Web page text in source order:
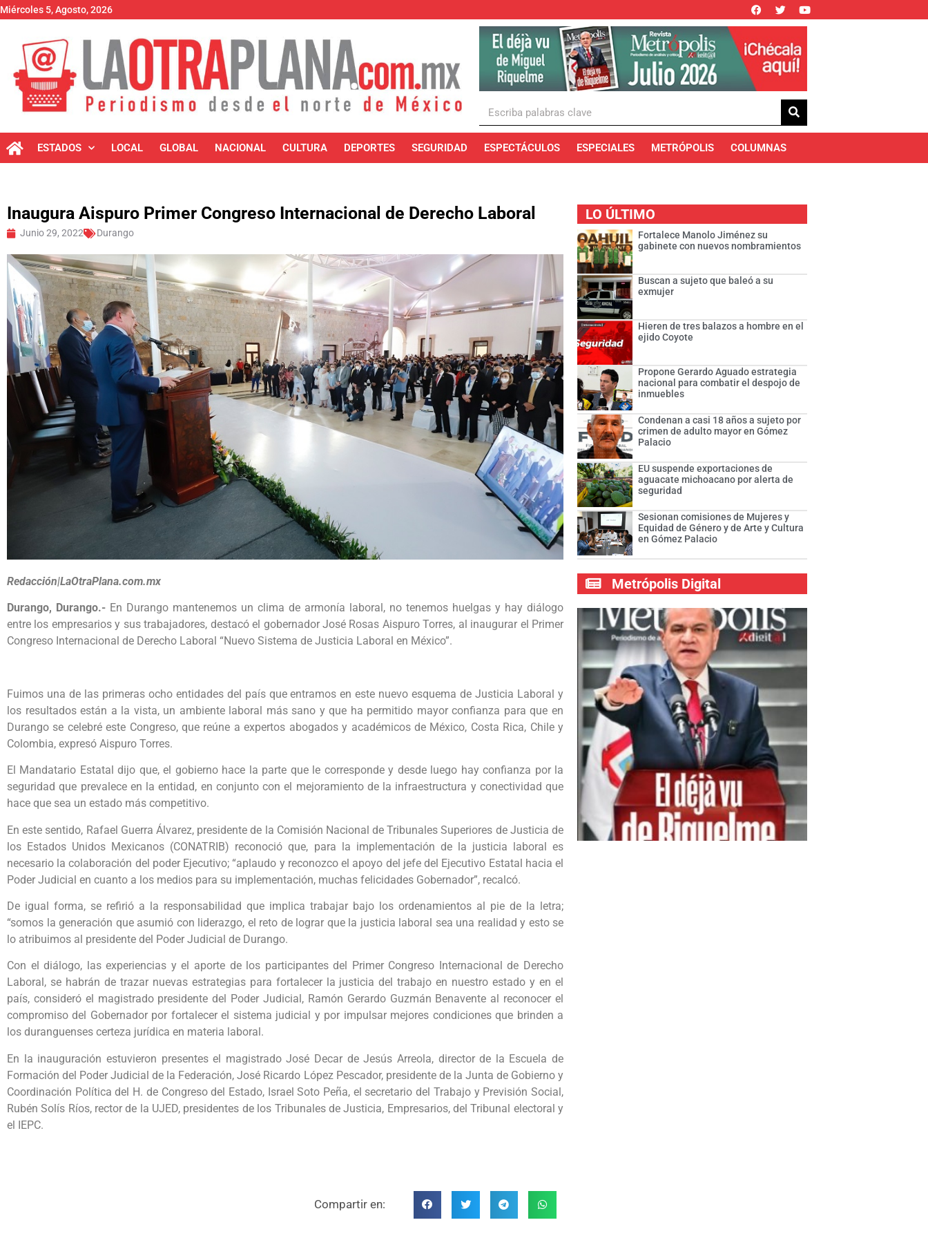
Miércoles 5, Agosto, 2026
ESTADOS LOCAL GLOBAL NACIONAL CULTURA DEPORTES SEGURIDAD ESPECTÁCULOS ESPECIALES METRÓPOLIS COLUMNAS
Inaugura Aispuro Primer Congreso Internacional de Derecho Laboral
Junio 29, 2022 Durango
Redacción|LaOtraPlana.com.mx
Durango, Durango.- En Durango mantenemos un clima de armonía laboral, no tenemos huelgas y hay diálogo
entre los empresarios y sus trabajadores, destacó el gobernador José Rosas Aispuro Torres, al inaugurar el Primer
Congreso Internacional de Derecho Laboral “Nuevo Sistema de Justicia Laboral en México”.
Fuimos una de las primeras ocho entidades del país que entramos en este nuevo esquema de Justicia Laboral y
los resultados están a la vista, un ambiente laboral más sano y que ha permitido mayor confianza para que en
Durango se celebré este Congreso, que reúne a expertos abogados y académicos de México, Costa Rica, Chile y
Colombia, expresó Aispuro Torres.
El Mandatario Estatal dijo que, el gobierno hace la parte que le corresponde y desde luego hay confianza por la
seguridad que prevalece en la entidad, en conjunto con el mejoramiento de la infraestructura y conectividad que
hace que sea un estado más competitivo.
En este sentido, Rafael Guerra Álvarez, presidente de la Comisión Nacional de Tribunales Superiores de Justicia de
los Estados Unidos Mexicanos (CONATRIB) reconoció que, para la implementación de la justicia laboral es
necesario la colaboración del poder Ejecutivo; “aplaudo y reconozco el apoyo del jefe del Ejecutivo Estatal hacia el
Poder Judicial en cuanto a los medios para su implementación, muchas felicidades Gobernador”, recalcó.
De igual forma, se refirió a la responsabilidad que implica trabajar bajo los ordenamientos al pie de la letra;
“somos la generación que asumió con liderazgo, el reto de lograr que la justicia laboral sea una realidad y esto se
lo atribuimos al presidente del Poder Judicial de Durango.
Con el diálogo, las experiencias y el aporte de los participantes del Primer Congreso Internacional de Derecho
Laboral, se habrán de trazar nuevas estrategias para fortalecer la justicia del trabajo en nuestro estado y en el
país, consideró el magistrado presidente del Poder Judicial, Ramón Gerardo Guzmán Benavente al reconocer el
compromiso del Gobernador por fortalecer el sistema judicial y por impulsar mejores condiciones que brinden a
los duranguenses certeza jurídica en materia laboral.
En la inauguración estuvieron presentes el magistrado José Decar de Jesús Arreola, director de la Escuela de
Formación del Poder Judicial de la Federación, José Ricardo López Pescador, presidente de la Junta de Gobierno y
Coordinación Política del H. de Congreso del Estado, Israel Soto Peña, el secretario del Trabajo y Previsión Social,
Rubén Solís Ríos, rector de la UJED, presidentes de los Tribunales de Justicia, Empresarios, del Tribunal electoral y
el IEPC.
Compartir en:
LO ÚLTIMO
Fortalece Manolo Jiménez su
gabinete con nuevos nombramientos
Buscan a sujeto que baleó a su
exmujer
Hieren de tres balazos a hombre en el
ejido Coyote
Propone Gerardo Aguado estrategia
nacional para combatir el despojo de
inmuebles
Condenan a casi 18 años a sujeto por
crimen de adulto mayor en Gómez
Palacio
EU suspende exportaciones de
aguacate michoacano por alerta de
seguridad
Sesionan comisiones de Mujeres y
Equidad de Género y de Arte y Cultura
en Gómez Palacio
Metrópolis Digital